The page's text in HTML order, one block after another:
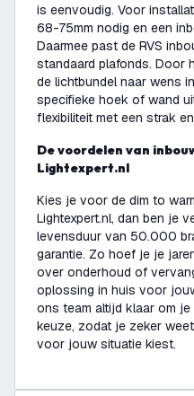
is eenvoudig. Voor
68-75mm nodig en een
Daarmee past de RVS
standaard plafonds. Door
de lichtbundel naar wens
specifieke hoek of wand
flexibiliteit met een strak
De voordelen van inbouwspots LED van
Lightexpert.nl
Kies je voor de dim to
Lightexpert.nl, dan ben je
levensduur van 50.000
garantie. Zo hoef je je
over onderhoud of
oplossing in huis voor
ons team altijd klaar om
keuze, zodat je zeker
voor jouw situatie kiest.